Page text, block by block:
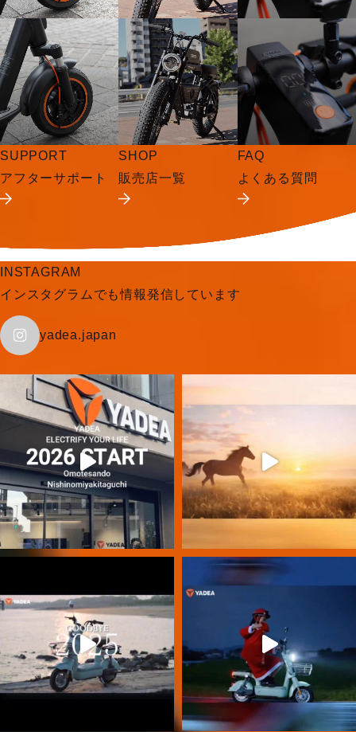
SUPPORT
アフターサポート
SHOP
販売店一覧
FAQ
よくある質問
INSTAGRAM
インスタグラムでも情報発信しています
yadea.japan